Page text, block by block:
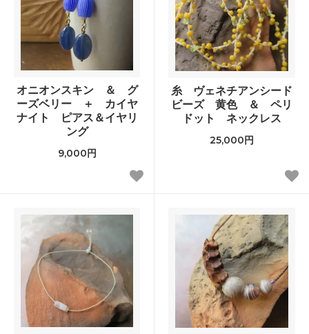
オニオンスキン ＆ グ
ーズベリー ＋ カイヤ
ナイト ピアス＆イヤリ
ング
9,000円
糸 ヴェネチアンシード
ビーズ 黄色 ＆ ペリ
ドット ネックレス
25,000円